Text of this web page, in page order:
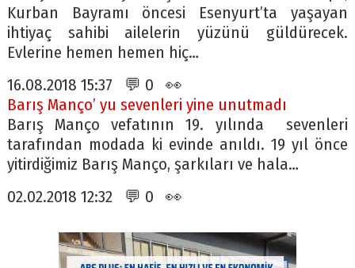
Kurban Bayramı öncesi Esenyurt’ta yaşayan
ihtiyaç sahibi ailelerin yüzünü güldürecek.
Evlerine hemen hemen hiç…
16.08.2018 15:37 💬 0 👀
Barış Manço’ yu sevenleri yine unutmadı
Barış Manço vefatının 19. yılında sevenleri
tarafından modada ki evinde anıldı. 19 yıl önce
yitirdiğimiz Barış Manço, şarkıları ve hala…
02.02.2018 12:32 💬 0 👀